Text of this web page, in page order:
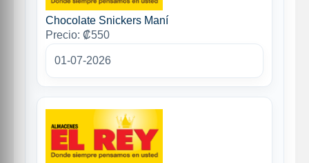
Chocolate Snickers Maní
Precio: ₡550
01-07-2026